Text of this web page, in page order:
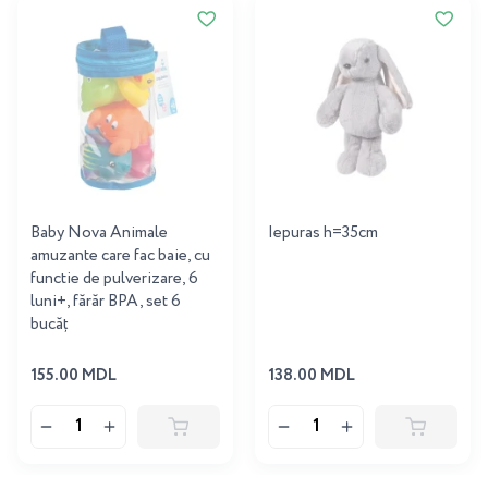
Baby Nova Animale
amuzante care fac baie, cu
functie de pulverizare, 6
luni+, fărăr BPA, set 6
bucăț
155.00 MDL
Iepuras h=35cm
138.00 MDL